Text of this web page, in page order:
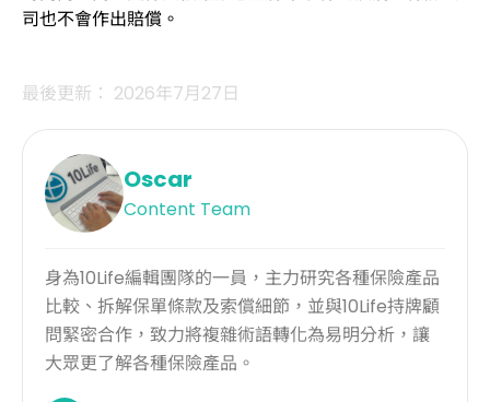
司也不會作出賠償。
最後更新： 2026年7月27日
Oscar
Content Team
身為10Life編輯團隊的一員，主力研究各種保險產品
比較、拆解保單條款及索償細節，並與10Life持牌顧
問緊密合作，致力將複雜術語轉化為易明分析，讓
大眾更了解各種保險產品。